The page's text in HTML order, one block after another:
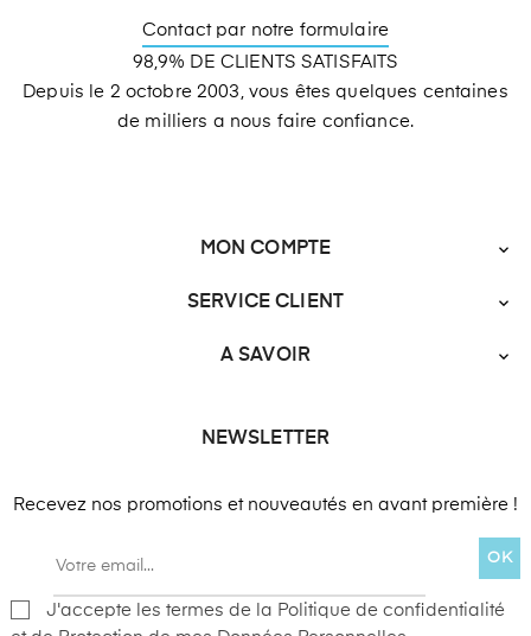
Contact par notre formulaire
98,9% DE CLIENTS SATISFAITS
Depuis le 2 octobre 2003, vous êtes quelques centaines
de milliers a nous faire confiance.
MON COMPTE 
SERVICE CLIENT 
A SAVOIR 
NEWSLETTER
Recevez nos promotions et nouveautés en avant première !
OK
J'accepte les termes de la Politique de confidentialité